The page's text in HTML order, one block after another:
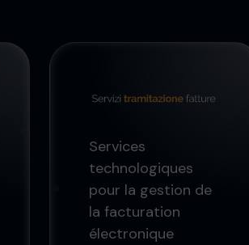
Services
technologiques
pour la gestion de
la facturation
électronique